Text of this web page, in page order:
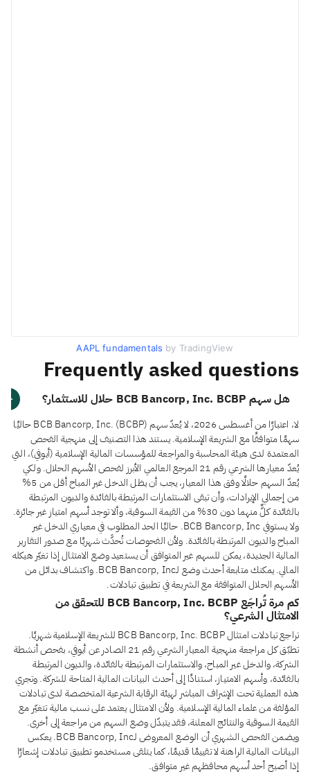
AAPL fundamentals by TradingView
Frequently asked questions
هل سهم BCB Bancorp, Inc. BCBP حلال للاستثمار؟
لا، اعتبارًا من أغسطس 2026، لا يُعدّ سهم BCB Bancorp, Inc. (BCBP) حاليًا
سهمًا متوافقًا مع الشريعة الإسلامية. يستند هذا التصنيف إلى منهجية الفحص
المعتمدة لدى هيئة المحاسبة والمراجعة للمؤسسات المالية الإسلامية (أيوفي)، التي
يُعدّ معيارها الشرعي رقم 21 المرجع العالمي الأبرز لفحص الأسهم الحلال. ولكي
يُعدّ السهم حلالًا وفق هذا المعيار، يجب أن يظل الدخل غير المباح أقل من 5%
من إجمالي الإيرادات، وأن تبقى الاستثمارات المرتبطة بالفائدة والديون المرتبطة
بالفائدة كلٌّ منهما دون 30% من القيمة السوقية، وألا توجد أسهم امتياز غير جائزة.
ولا يستوفي BCB Bancorp, Inc. حاليًا الحد المطلوب في معياري الدخل غير
المباح والديون المرتبطة بالفائدة. ولأن الفحوصات تُحدَّث شهريًا مع صدور التقارير
المالية الجديدة، يمكن للسهم غير المتوافق أن يستعيد وضع الامتثال إذا تغيّر هيكله
المالي. يمكنك متابعة أحدث وضع لـBCB Bancorp, Inc. واكتشاف بدائل من
الأسهم الحلال المتوافقة مع الشريعة في تطبيق تبادلات.
كم مرة تُراجَع BCB Bancorp, Inc. BCBP للتحقق من
الامتثال الشرعي؟
تراجع تبادلات امتثال BCB Bancorp, Inc. BCBP للشريعة الإسلامية شهريًا.
تطبّق كل مراجعة منهجية المعيار الشرعي رقم 21 الصادر عن أيوفي، بفحص أنشطة
الشركة، والدخل غير المباح، والاستثمارات المرتبطة بالفائدة، والديون المرتبطة
بالفائدة، وأسهم الامتياز، استنادًا إلى أحدث البيانات المالية المتاحة للشركة. وتجري
هذه العملية تحت الإشراف المباشر لهيئة الرقابة الشرعية المتخصصة لدى تبادلات
المؤلفة من علماء المالية الإسلامية. ولأن الامتثال يعتمد على نسب مالية تتغيّر مع
القيمة السوقية والنتائج المعلنة، فقد يتبدّل وضع السهم من مراجعة إلى أخرى.
ويضمن الفحص الشهري أن الوضع المعروض لـBCB Bancorp, Inc. يعكس
البيانات المالية الراهنة لا تقييمًا قديمًا، كما يتلقى مستخدمو تطبيق تبادلات إشعارًا
إذا أصبح أحد أسهم محافظهم غير متوافق.